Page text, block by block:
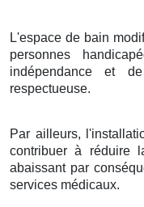
L'espace de bain
personnes
indépendance et
respectueuse.
Par ailleurs,
contribuer à réduire
abaissant par
services médicaux.